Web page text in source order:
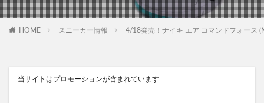
HOME スニーカー情報 4/18発売！ナイキ エア コマンドフォース
当サイトはプロモーションが含まれています